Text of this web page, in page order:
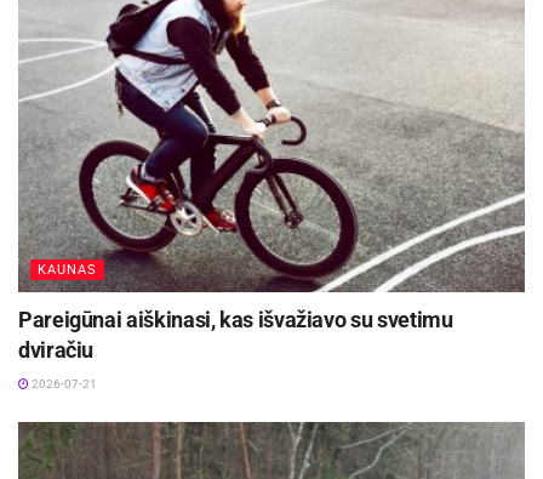
KAUNAS
Pareigūnai aiškinasi, kas išvažiavo su svetimu
dviračiu
2026-07-21